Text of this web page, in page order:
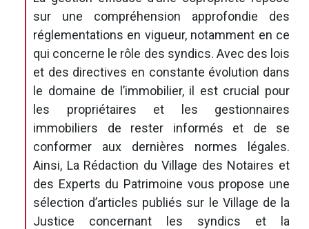
sur une compréhension approfondie des
réglementations en vigueur, notamment en ce
qui concerne le rôle des syndics. Avec des lois
et des directives en constante évolution dans
le domaine de l’immobilier, il est crucial pour
les propriétaires et les gestionnaires
immobiliers de rester informés et de se
conformer aux dernières normes légales.
Ainsi, La Rédaction du Village des Notaires et
des Experts du Patrimoine vous propose une
sélection d’articles publiés sur le Village de la
Justice concernant les syndics et la